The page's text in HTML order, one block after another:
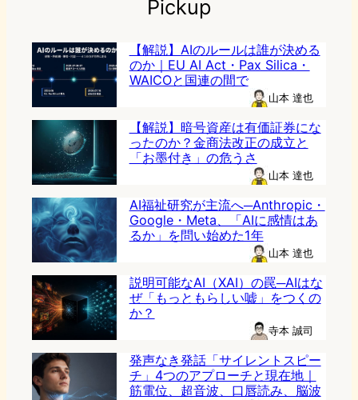
Pickup
【解説】AIのルールは誰が決める
のか｜EU AI Act・Pax Silica・
WAICOと国連の間で
山本 達也
【解説】暗号資産は有価証券にな
ったのか？金商法改正の成立と
「お墨付き」の危うさ
山本 達也
AI福祉研究が主流へ─Anthropic・
Google・Meta、「AIに感情はあ
るか」を問い始めた1年
山本 達也
説明可能なAI（XAI）の罠─AIはな
ぜ「もっともらしい嘘」をつくの
か？
寺本 誠司
発声なき発話「サイレントスピー
チ」4つのアプローチと現在地｜
筋電位、超音波、口唇読み、脳波